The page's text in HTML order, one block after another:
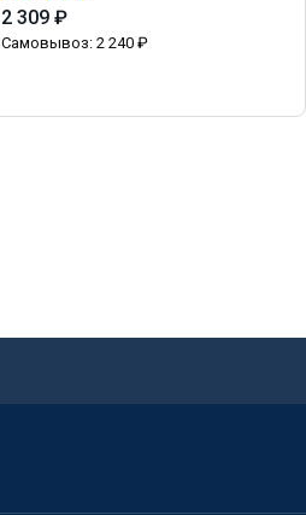
2 309 ₽
Самовывоз: 2 240 ₽